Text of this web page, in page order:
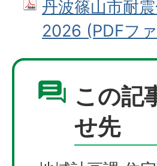
丹波篠山市耐
2026 (PDFフ
この記
せ先